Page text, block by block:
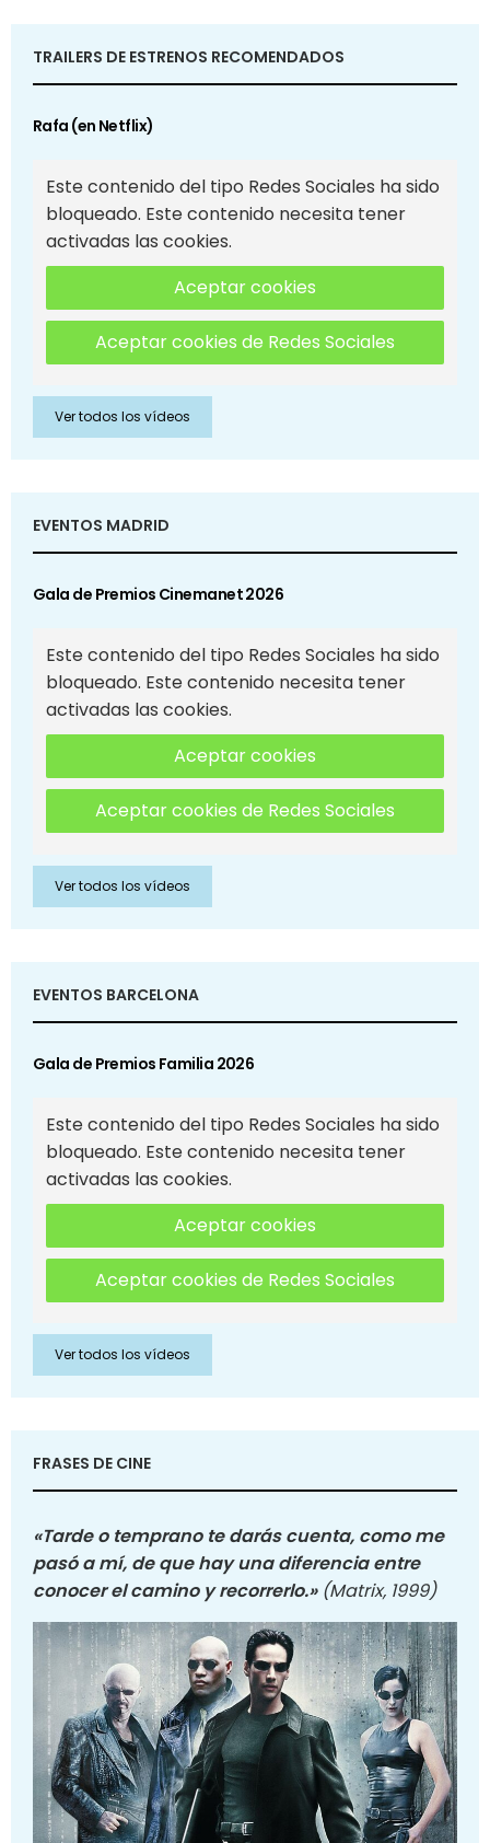
TRAILERS DE ESTRENOS RECOMENDADOS
Rafa (en Netflix)
Este contenido del tipo Redes Sociales ha sido
bloqueado. Este contenido necesita tener
activadas las cookies.
Aceptar cookies
Aceptar cookies de Redes Sociales
Ver todos los vídeos
EVENTOS MADRID
Gala de Premios Cinemanet 2026
Este contenido del tipo Redes Sociales ha sido
bloqueado. Este contenido necesita tener
activadas las cookies.
Aceptar cookies
Aceptar cookies de Redes Sociales
Ver todos los vídeos
EVENTOS BARCELONA
Gala de Premios Familia 2026
Este contenido del tipo Redes Sociales ha sido
bloqueado. Este contenido necesita tener
activadas las cookies.
Aceptar cookies
Aceptar cookies de Redes Sociales
Ver todos los vídeos
FRASES DE CINE
«Tarde o temprano te darás cuenta, como me
pasó a mí, de que hay una diferencia entre
conocer el camino y recorrerlo.» (Matrix, 1999)